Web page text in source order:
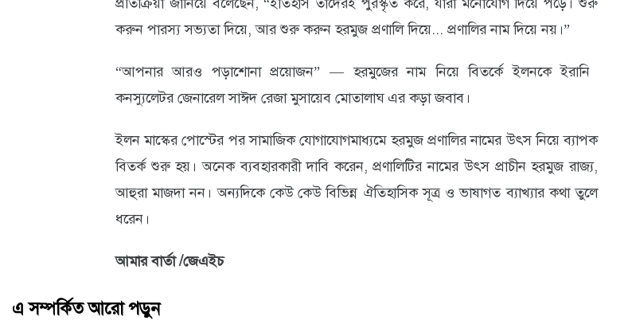
করুন পারস্য সভ্যতা দিয়ে, আর শুরু করুন হরমুজ প্রণালি দিয়ে... প্রণালির নাম দিয়ে নয়।”
“আপনার আরও পড়াশোনা প্রয়োজন” — হরমুজের নাম নিয়ে বিতর্কে ইলনকে ইরানি
কনস্যুলেটর জেনারেল সাঈদ রেজা মুসায়েব মোতালাঘ এর কড়া জবাব।
ইলন মাস্কের পোস্টের পর সামাজিক যোগাযোগমাধ্যমে হরমুজ প্রণালির নামের উৎস নিয়ে ব্যাপক
বিতর্ক শুরু হয়। অনেক ব্যবহারকারী দাবি করেন, প্রণালিটির নামের উৎস প্রাচীন হরমুজ রাজ্য,
আহুরা মাজদা নন। অন্যদিকে কেউ কেউ বিভিন্ন ঐতিহাসিক সূত্র ও ভাষাগত ব্যাখ্যার কথা তুলে
ধরেন।
আমার বার্তা /জেএইচ
এ সম্পর্কিত আরো পড়ুন